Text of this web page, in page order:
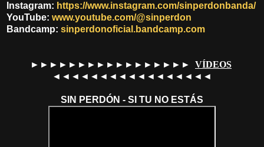
Instagram: https://www.instagram.com/sinperdonbanda/
YouTube: www.youtube.com/@sinperdon
Bandcamp: sinperdonoficial.bandcamp.com
►►►►►►►►►►►►►►►►► VÍDEOS
◄◄◄◄◄◄◄◄◄◄◄◄◄◄◄◄◄
SIN PERDÓN - SI TU NO ESTÁS